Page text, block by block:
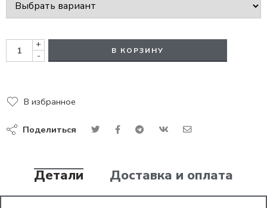
+
-
В КОРЗИНУ
В избранное
Поделиться
Детали Доставка и оплата